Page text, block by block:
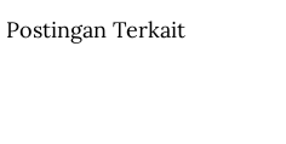
Postingan Terkait